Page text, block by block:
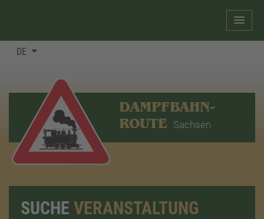
DE
DAMPFBAHN-
ROUTE Sachsen
SUCHE VERANSTALTUNG